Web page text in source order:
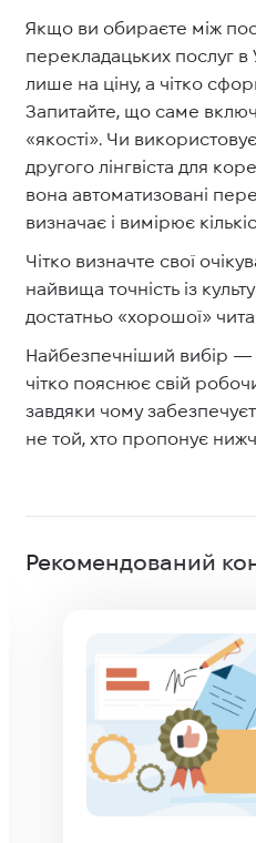
Якщо ви обираєте між
перекладацьких послуг в
лише на ціну, а чітко
Запитайте, що саме
«якості». Чи
другого лінгвіста для
вона автоматизовані
визначає і вимірює
Чітко визначте свої
найвища точність із
достатньо «хорошої»
Найбезпечніший вибір —
чітко пояснює свій
завдяки чому
не той, хто пропонує
Рекомендований